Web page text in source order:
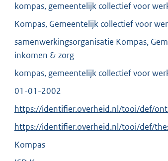
kompas, gemeentelijk collectief voor
Kompas, Gemeentelijk collectief voor
samenwerkingsorganisatie Kompas,
inkomen & zorg
kompas, gemeentelijk collectief voor
01-01-2002
https://identifier.overheid.nl/tooi/def/
https://identifier.overheid.nl/tooi/def/
Kompas